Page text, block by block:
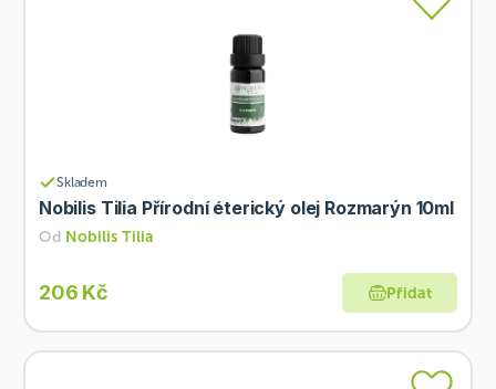
Skladem
Nobilis Tilia Přírodní éterický olej Rozmarýn 10ml
Od Nobilis Tilia
206 Kč Přidat